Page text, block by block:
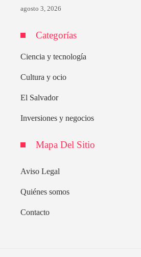
agosto 3, 2026
Categorías
Ciencia y tecnología
Cultura y ocio
El Salvador
Inversiones y negocios
Mapa Del Sitio
Aviso Legal
Quiénes somos
Contacto